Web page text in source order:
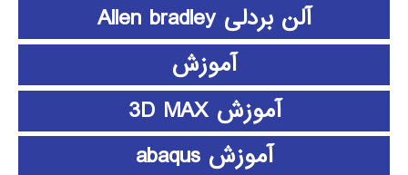
آلن بردلی Allen bradley
آموزش
آموزش 3D MAX
آموزش abaqus